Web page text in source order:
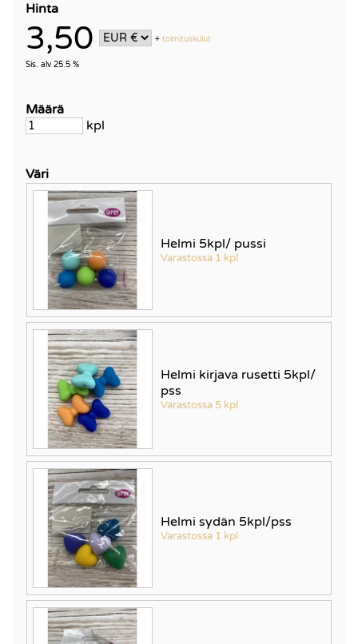
Hinta
3,50 +toimituskulut
Sis. alv 25.5 %
Määrä
kpl
Väri
Helmi 5kpl/ pussi
Varastossa 1 kpl
Helmi kirjava rusetti 5kpl/
pss
Varastossa 5 kpl
Helmi sydän 5kpl/pss
Varastossa 1 kpl